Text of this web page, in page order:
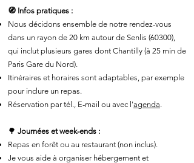
🧭 Infos pratiques :
Nous décidons ensemble de notre rendez-vous
dans un rayon de 20 km autour de Senlis (60300),
qui inclut plusieurs gares dont Chantilly (à 25 min de
Paris Gare du Nord).
Itinéraires et horaires sont adaptables, par exemple
pour inclure un repas.
Réservation par tél., E-mail ou avec l'agenda.
🌳 Journées et week-ends :
Repas en forêt ou au restaurant (non inclus).
Je vous aide à organiser hébergement et